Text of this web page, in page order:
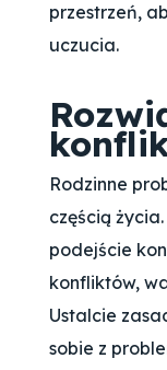
przestrzeń,
uczucia.
Rodzinne
częścią
podejście
konfliktów,
Ustalcie
sobie z